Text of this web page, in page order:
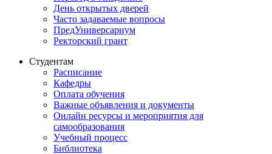
День открытых дверей
Часто задаваемые вопросы
ПредУниверсариум
Ректорский грант
Студентам
Расписание
Кафедры
Оплата обучения
Важные объявления и документы
Онлайн ресурсы и мероприятия для
самообразования
Учебный процесс
Библиотека